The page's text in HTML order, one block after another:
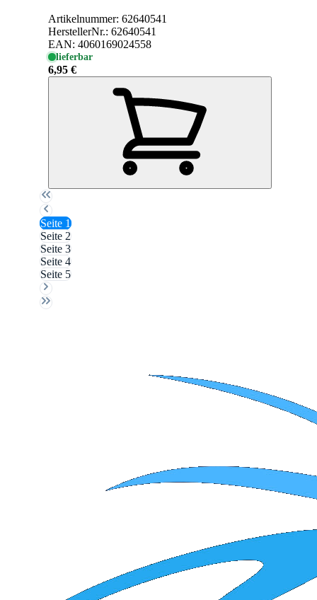
Artikelnummer: 62640541
HerstellerNr.: 62640541
EAN: 4060169024558
lieferbar
6,95 €
Seite 1
Seite 2
Seite 3
Seite 4
Seite 5